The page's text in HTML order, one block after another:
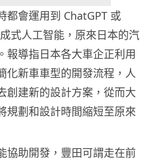
都會運用到 ChatGPT 或
式人工智能，原來日本的汽
報導指日本各大車企正利用
化新車車型的開發流程，人
創建新的設計方案，從而大
規劃和設計時間縮短至原來
協助開發，豐田可謂走在前